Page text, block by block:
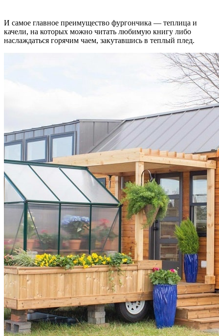
И самое главное преимущество фургончика — теплица и
качели, на которых можно читать любимую книгу либо
наслаждаться горячим чаем, закутавшись в теплый плед.